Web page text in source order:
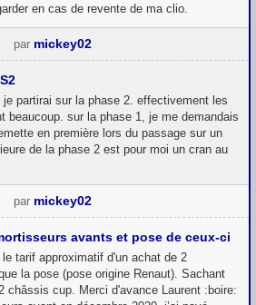
en cas de revente de ma clio.
par mickey02
partirai sur la phase 2. effectivement les
beaucoup. sur la phase 1, je me demandais
en première lors du passage sur un
de la phase 2 est pour moi un cran au
par mickey02
avants et pose de ceux-ci
tarif approximatif d'un achat de 2
la pose (pose origine Renaut). Sachant
châssis cup. Merci d'avance Laurent :boire: